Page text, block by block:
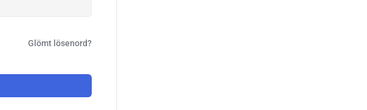
Glömt lösenord?